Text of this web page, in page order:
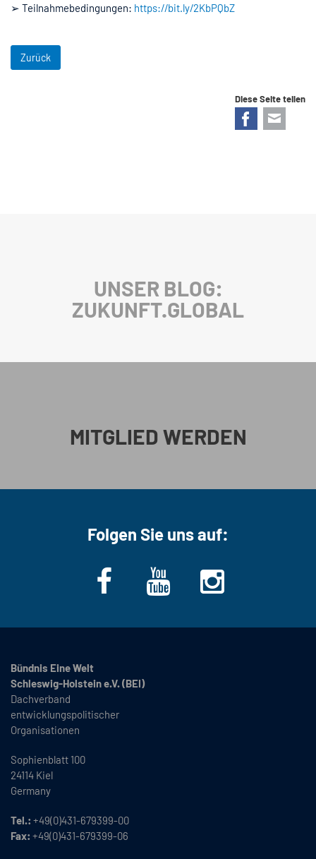
➢ Teilnahmebedingungen: https://bit.ly/2KbPQbZ
Zurück
Diese Seite teilen
Facebook
UNSER BLOG:
ZUKUNFT.GLOBAL
MITGLIED WERDEN
Folgen Sie uns auf:
Bündnis Eine Welt
Schleswig-Holstein e.V. (BEI)
Dachverband
entwicklungspolitischer
Organisationen
Sophienblatt 100
24114 Kiel
Germany
Tel.: +49(0)431-679399-00
Fax: +49(0)431-679399-06